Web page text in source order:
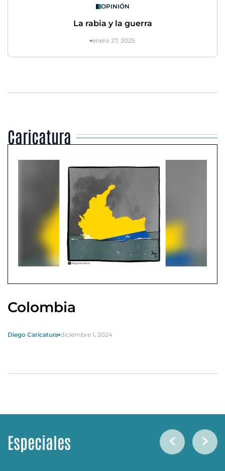
OPINIÓN
La rabia y la guerra
enero 27, 2025
Caricatura
Colombia
Diego Caricatura diciembre 1, 2024
Especiales